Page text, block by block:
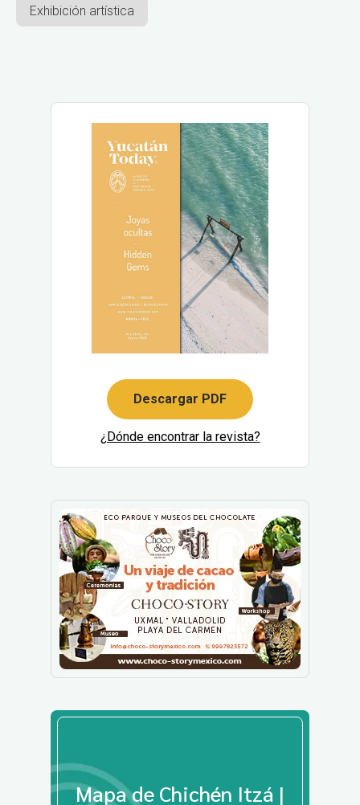
Exhibición artística
Descargar PDF
¿Dónde encontrar la revista?
Mapa de Chichén Itzá |